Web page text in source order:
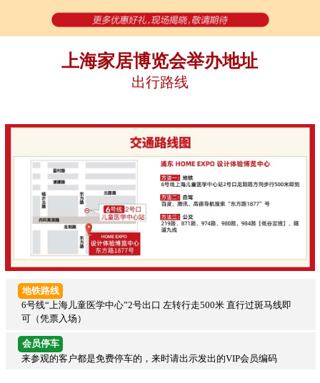
上海家居博览会举办地址
出行路线
地铁路线
6号线“上海儿童医学中心”2号出口 左转行走500米 直行过斑马线即
可（凭票入场）
会员停车
来参观的客户都是免费停车的，来时请出示发出的VIP会员编码